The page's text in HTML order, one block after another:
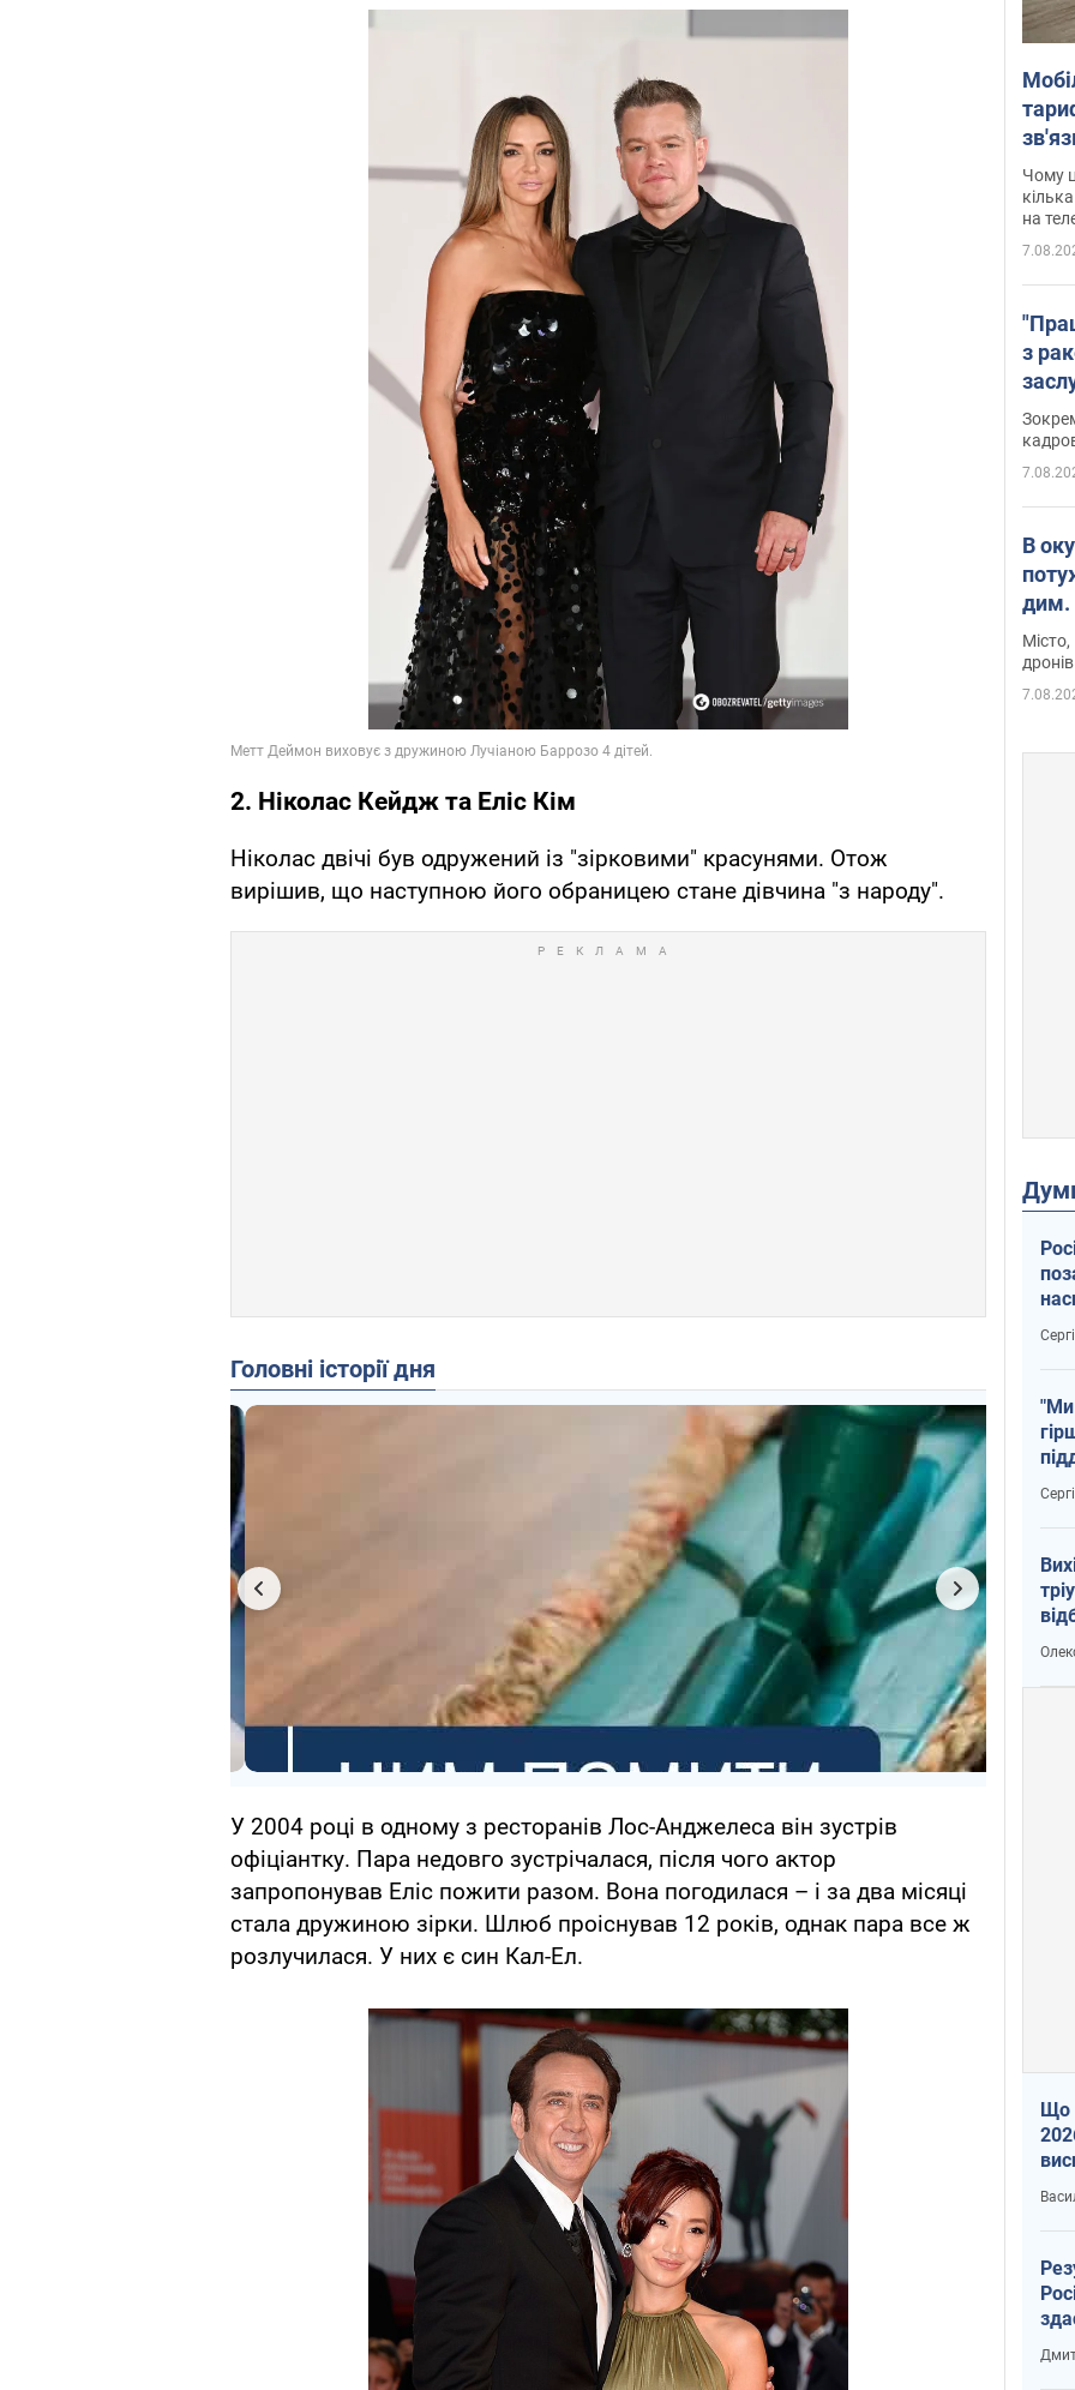
2. Ніколас Кейдж та Еліс Кім
Ніколас двічі був одружений із "зірковими" красунями. Отож
вирішив, що наступною його обраницею стане дівчина "з народу".
Головні історії дня
У 2004 році в одному з ресторанів Лос-Анджелеса він зустрів
офіціантку. Пара недовго зустрічалася, після чого актор
запропонував Еліс пожити разом. Вона погодилася – і за два місяці
стала дружиною зірки. Шлюб проіснував 12 років, однак пара все ж
розлучилася. У них є син Кал-Ел.
Чому
на
з
В
дим.
дронів
"Ми
Що